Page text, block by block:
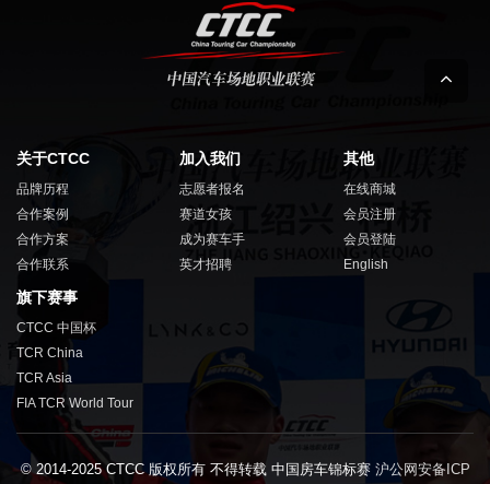
关于CTCC
品牌历程
合作案例
合作方案
合作联系
加入我们
志愿者报名
赛道女孩
成为赛车手
英才招聘
其他
在线商城
会员注册
会员登陆
English
旗下赛事
CTCC 中国杯
TCR China
TCR Asia
FIA TCR World Tour
© 2014-2025 CTCC 版权所有 不得转载 中国房车锦标赛 沪公网安备ICP